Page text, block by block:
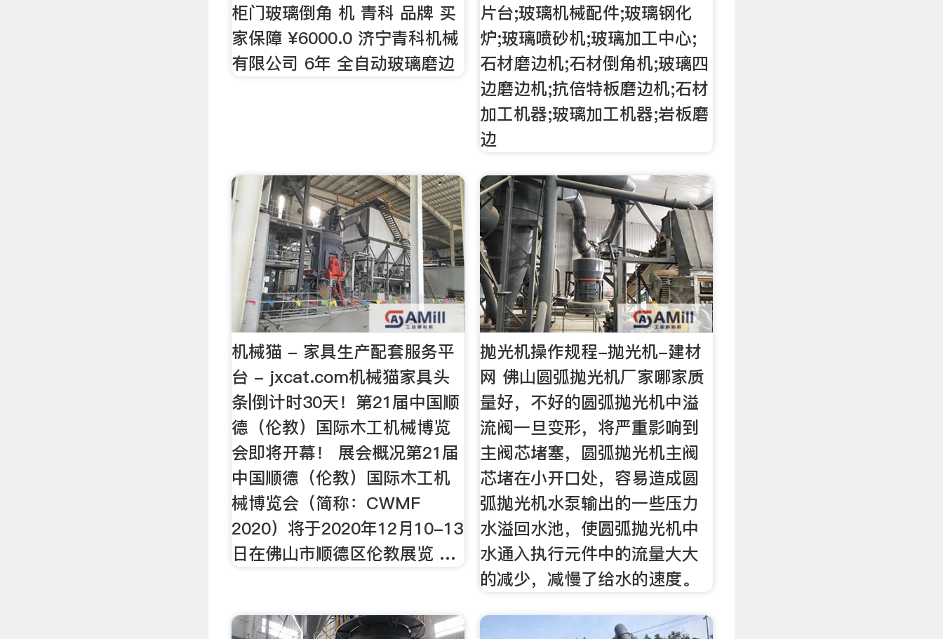
柜门玻璃倒角 机 青科 品牌 买
家保障 ¥6000.0 济宁青科机械
有限公司 6年 全自动玻璃磨边
片台;玻璃机械配件;玻璃钢化
炉;玻璃喷砂机;玻璃加工中心;
石材磨边机;石材倒角机;玻璃四
边磨边机;抗倍特板磨边机;石材
加工机器;玻璃加工机器;岩板磨
边
机械猫 - 家具生产配套服务平
台 - jxcat.com机械猫家具头
条|倒计时30天！第21届中国顺
德（伦教）国际木工机械博览
会即将开幕！ 展会概况第21届
中国顺德（伦教）国际木工机
械博览会（简称：CWMF
2020）将于2020年12月10-13
日在佛山市顺德区伦教展览 …
抛光机操作规程-抛光机-建材
网 佛山圆弧抛光机厂家哪家质
量好，不好的圆弧抛光机中溢
流阀一旦变形，将严重影响到
主阀芯堵塞，圆弧抛光机主阀
芯堵在小开口处，容易造成圆
弧抛光机水泵输出的一些压力
水溢回水池，使圆弧抛光机中
水通入执行元件中的流量大大
的减少，减慢了给水的速度。